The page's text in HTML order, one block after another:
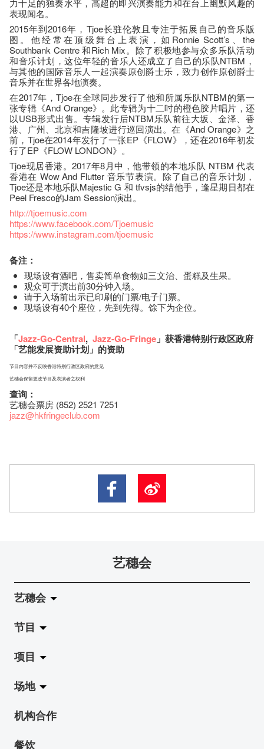
力十足的独奏水平，高超的即兴演奏能力和在台上幽默风趣的
表现闻名。
2015年到2016年，Tjoe长驻伦敦且专注于拓展自己的音乐版
图。他经常在顶级舞台上表演，如Ronnie Scott’s、the
Southbank Centre 和Rich Mix。除了积极地参与众多乐队活动
和音乐计划，这位年轻的音乐人还成立了自己的乐队NTBM，
与其他的国际音乐人一起演奏原创爵士乐，致力创作原创爵士
音乐并在世界各地演奏。
在2017年，Tjoe在全球同步发行了他和所属乐队NTBM的第一
张专辑《And Orange》。此专辑为十二吋的橙色胶片唱片，还
以USB形式出售。专辑发行后NTBM乐队前往大坂、金泽、香
港、广州、北京和吉隆坡进行巡回演出。在《And Orange》之
前，Tjoe在2014年发行了一张EP《FLOW》，还在2016年初发
行了EP《FLOW LONDON》。
Tjoe现居香港。2017年8月中，他带领的本地乐队 NTBM 代表
香港在 Wow And Flutter 音乐节表演。除了自己的音乐计划，
Tjoe还是本地乐队Majestic G 和 tfvsjs的结他手，逢星期日都在
Peel Fresco的Jam Session演出。
http://tjoemusic.com
https://www.facebook.com/Tjoemusic
https://www.instagram.com/tjoemusic
备注：
现场设有酒吧，售卖简单食物如三文治、蛋糕及生果。
观众可于演出前30分钟入场。
请于入场前出示已印刷的门票/电子门票。
现场设有40个座位，先到先得。馀下为企位。
「Jazz-Go-Central, Jazz-Go-Fringe 」获香港特别行政区政府
「艺能发展资助计划」的资助
节目内容并不反映香港特别行政区政府的意见
艺穗会保留更改节目及表演者之权利
查询：
艺穗会票房 (852) 2521 7251
jazz@hkfringeclub.com
艺穗会
艺穗会
关于艺穗会
艺穗会的演化
使命与宗旨
艺穗会架构
档案库
节目
拉阔
展览
演出
活动
项目
Jazz-Go-Central, Jazz-Go-Fringe
LPL
2015-16 艺术场地资助计划
场地
陈丽玲划廊
奶库
机构合作
餐饮